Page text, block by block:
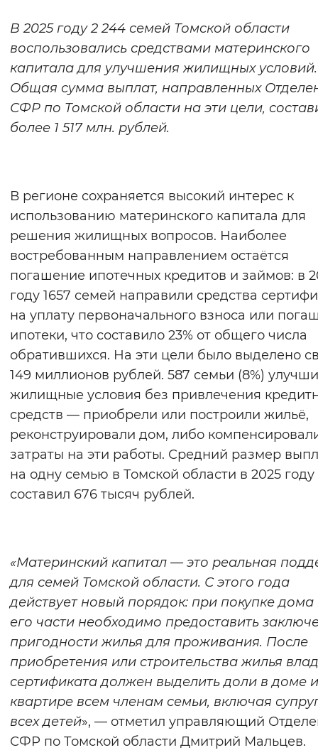
Цвет сайта
Инверсивный
Синий фон
Звуковой ассистент
Воспроизвести Остановить
Вернуть стандартные настройки
В 2025 году 2 244 семей Томской области
воспользовались средствами материнского
капитала для улучшения жилищных условий.
Общая сумма выплат, направленных
СФР по Томской области на эти цели,
более 1 517 млн. рублей.
В регионе сохраняется высокий интерес к
использованию материнского капитала для
решения жилищных вопросов. Наиболее
востребованным направлением остаётся
погашение ипотечных кредитов и займов: в
году 1657 семей направили средства
на уплату первоначального взноса или
ипотеки, что составило 23% от общего числа
обратившихся. На эти цели было выделено
149 миллионов рублей. 587 семьи (8%)
жилищные условия без привлечения
средств — приобрели или построили жильё,
реконструировали дом, либо
затраты на эти работы. Средний размер
на одну семью в Томской области в 2025 году
составил 676 тысяч рублей.
«Материнский капитал — это реальная
для семей Томской области. С этого года
действует новый порядок: при покупке дома
его части необходимо предоставить
пригодности жилья для проживания. После
приобретения или строительства жилья
сертификата должен выделить доли в доме
квартире всем членам семьи, включая
всех детей», — отметил управляющий
СФР по Томской области Дмитрий Мальцев.